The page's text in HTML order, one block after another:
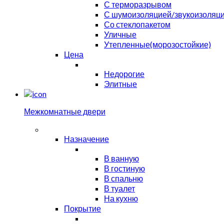
С терморазрывом
С шумоизоляцией/
Со стеклопакетом
Уличные
Утепленные(морозостойкие)
Цена
Недорогие
Элитные
Межкомнатные двери
Назначение
В ванную
В гостиную
В спальню
В туалет
На кухню
Покрытие